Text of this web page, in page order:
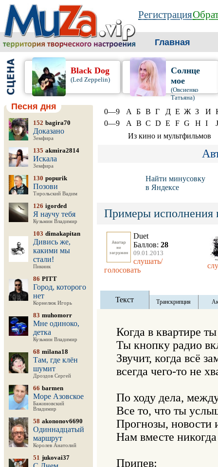
Регистрация
Главная
Black Dog
(Led Zeppelin)
Солнце
мое
(Овсиенко
Татьяна)
Песня дня
152 bagira70
Доказано
Земфира
135 akmira2814
Искала
Земфира
130 popurik
Позови
Тирольский Вадим
126 igorded
Я научу тебя
Кузьмин Владимир
103 dimakapitan
Дивись же,
какими мы
стали!
Пикник
86 PITT
Город, которого
нет
Корнелюк Игорь
83 muhomorr
Мне одиноко,
детка
Кузьмин Владимир
68 milana18
Там, где клён
шумит
Дроздов Сергей
66 barmen
Море Азовское
Бажиновский
Владимир
58 akononov6690
Одиннадцатый
маршрут
Королев Анатолий
51 jukovai37
0—9 А Б В Г Д Е Ж З И
0—9
A B C D E F G H I
J
Из кино и мультфильмов
Найти минусовку
в Яндексе
Примеры исполнения
Duet
Баллов: 28
09.01.2013
слушать/
голосовать
Текст Транскрипция
Когда в квартире
Ты кнопку радио
Звучит, когда всё
всегда чего-то не
По ходу дела,
Все то, что ты
Прогнозы, новости
Нам вместе
Припев: